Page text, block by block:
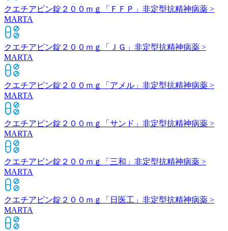
クエチアピン錠２００ｍｇ「ＦＦＰ」 非定型抗精神病薬 >
MARTA
クエチアピン錠２００ｍｇ「ＪＧ」 非定型抗精神病薬 >
MARTA
クエチアピン錠２００ｍｇ「アメル」 非定型抗精神病薬 >
MARTA
クエチアピン錠２００ｍｇ「サンド」 非定型抗精神病薬 >
MARTA
クエチアピン錠２００ｍｇ「三和」 非定型抗精神病薬 >
MARTA
クエチアピン錠２００ｍｇ「日医工」 非定型抗精神病薬 >
MARTA